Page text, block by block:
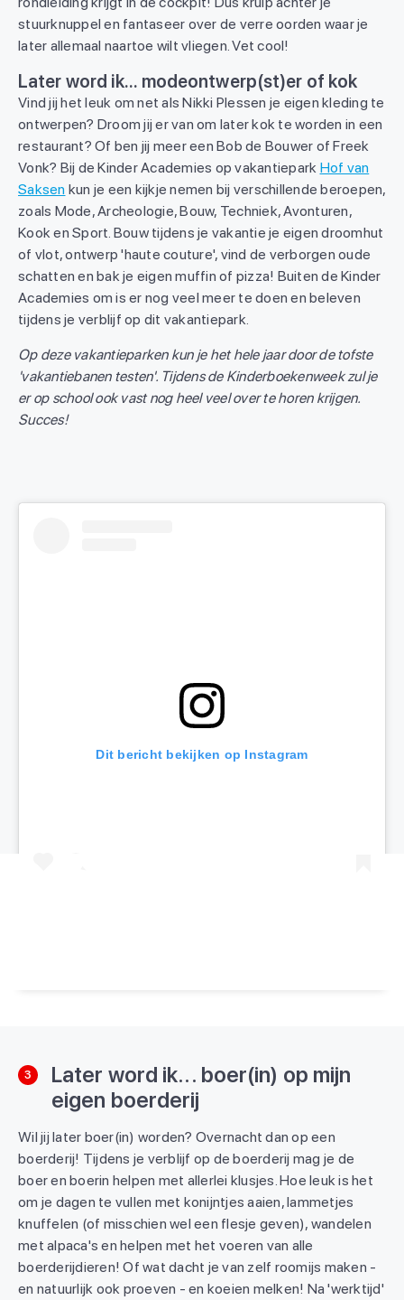
stuurknuppel en fantaseer over de verre oorden waar je
later allemaal naartoe wilt vliegen. Vet cool!
Later word ik... modeontwerp(st)er of kok
Vind jij het leuk om net als Nikki Plessen je eigen kleding te
ontwerpen? Droom jij er van om later kok te worden in een
restaurant? Of ben jij meer een Bob de Bouwer of Freek
Vonk? Bij de Kinder Academies op vakantiepark Hof van
Saksen kun je een kijkje nemen bij verschillende beroepen,
zoals Mode, Archeologie, Bouw, Techniek, Avonturen,
Kook en Sport. Bouw tijdens je vakantie je eigen droomhut
of vlot, ontwerp 'haute couture', vind de verborgen oude
schatten en bak je eigen muffin of pizza! Buiten de Kinder
Academies om is er nog veel meer te doen en beleven
tijdens je verblijf op dit vakantiepark.
Op deze vakantieparken kun je het hele jaar door de tofste
'vakantiebanen testen'. Tijdens de Kinderboekenweek zul je
er op school ook vast nog heel veel over te horen krijgen.
Succes!
Dit bericht bekijken op Instagram
3
Later word ik... boer(in) op mijn
eigen boerderij
Wil jij later boer(in) worden? Overnacht dan op een
boerderij! Tijdens je verblijf op de boerderij mag je de
boer en boerin helpen met allerlei klusjes. Hoe leuk is het
om je dagen te vullen met konijntjes aaien, lammetjes
knuffelen (of misschien wel een flesje geven), wandelen
met alpaca's en helpen met het voeren van alle
boerderijdieren! Of wat dacht je van zelf roomijs maken -
en natuurlijk ook proeven - en koeien melken! Na 'werktijd'